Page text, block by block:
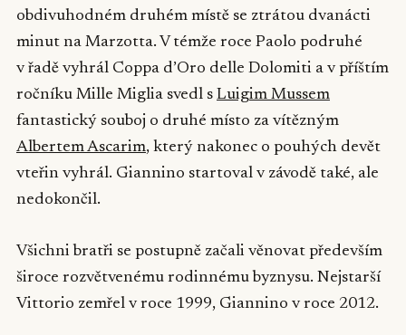
obdivuhodném druhém místě se ztrátou dvanácti
minut na Marzotta. V témže roce Paolo podruhé
v řadě vyhrál Coppa d’Oro delle Dolomiti a v příštím
ročníku Mille Miglia svedl s Luigim Mussem
fantastický souboj o druhé místo za vítězným
Albertem Ascarim, který nakonec o pouhých devět
vteřin vyhrál. Giannino startoval v závodě také, ale
nedokončil.
Všichni bratři se postupně začali věnovat především
široce rozvětvenému rodinnému byznysu. Nejstarší
Vittorio zemřel v roce 1999, Giannino v roce 2012.